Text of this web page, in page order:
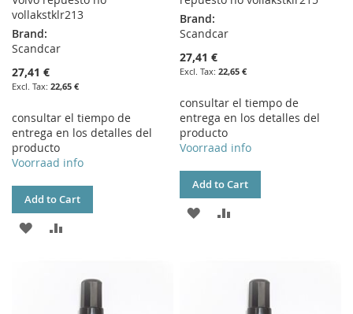
vollakstklr213
Brand:
Scandcar
27,41 €
22,65 €
consultar el tiempo de
entrega en los detalles del
producto
Voorraad info
Add to Cart
ADD
COMPARE
Brand:
Scandcar
27,41 €
22,65 €
consultar el tiempo de
entrega en los detalles del
producto
Voorraad info
Add to Cart
ADD